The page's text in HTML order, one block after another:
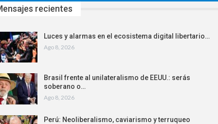
recientes
Luces y alarmas en el ecosistema digital libertario…
Ago 8, 2026
Brasil frente al unilateralismo de EEUU.: serás
soberano o…
Ago 8, 2026
Perú: Neoliberalismo, caviarismo y terruqueo